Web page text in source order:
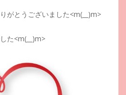
がとうございました<m(__)m>
た<m(__)m>